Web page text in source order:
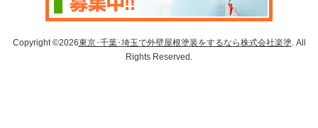
Copyright ©2026東京･千葉･埼玉で外壁屋根塗装をするなら株式会社楽塗 . All
Rights Reserved.